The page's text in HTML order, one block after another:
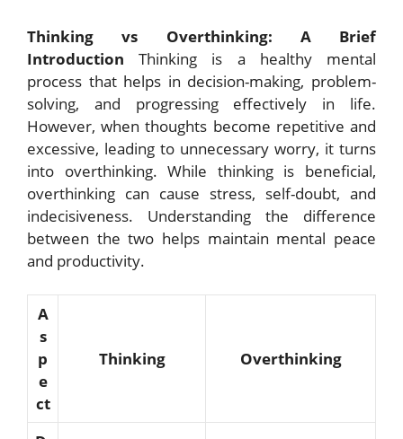
Thinking vs Overthinking: A Brief
IntroductionThinking is a healthy mental
process that helps in decision-making, problem-
solving, and progressing effectively in life.
However, when thoughts become repetitive and
excessive, leading to unnecessary worry, it turns
into overthinking. While thinking is beneficial,
overthinking can cause stress, self-doubt, and
indecisiveness. Understanding the difference
between the two helps maintain mental peace
and productivity.
A
s
p
e
ct
Thinking Overthinking